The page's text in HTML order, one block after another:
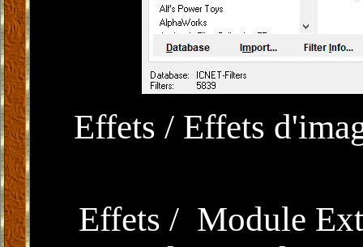
Effets / Effets
Effets / Module